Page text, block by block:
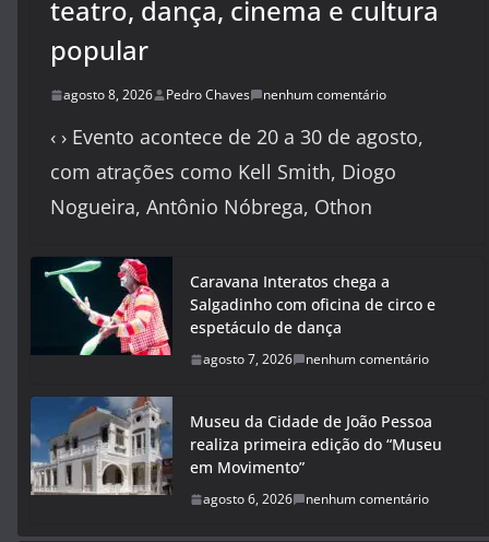
teatro, dança, cinema e cultura
popular
agosto 8, 2026 Pedro Chaves nenhum comentário
‹ › Evento acontece de 20 a 30 de agosto,
com atrações como Kell Smith, Diogo
Nogueira, Antônio Nóbrega, Othon
Caravana Interatos chega a
Salgadinho com oficina de circo e
espetáculo de dança
agosto 7, 2026 nenhum comentário
Museu da Cidade de João Pessoa
realiza primeira edição do “Museu
em Movimento”
agosto 6, 2026 nenhum comentário